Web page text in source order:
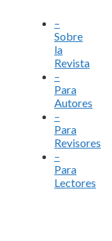
–
Sobre
la
Revista
–
Para
Autores
–
Para
Revisores
–
Para
Lectores